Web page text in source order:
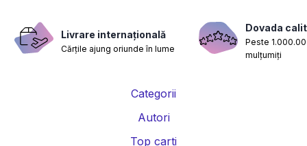
Carti nutritie, sanatate si de slabit Carti diete
Carti despre sarcina si nastere Carti educatie financiara
Livrare internațională
Cărțile ajung oriunde în lume
Dovada
Peste
mulțumiți
Categorii
Autori
Top carti